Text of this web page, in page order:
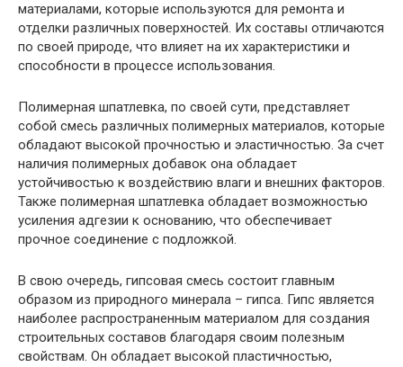
материалами, которые используются для ремонта и
отделки различных поверхностей. Их составы отличаются
по своей природе, что влияет на их характеристики и
способности в процессе использования.
Полимерная шпатлевка, по своей сути, представляет
собой смесь различных полимерных материалов, которые
обладают высокой прочностью и эластичностью. За счет
наличия полимерных добавок она обладает
устойчивостью к воздействию влаги и внешних факторов.
Также полимерная шпатлевка обладает возможностью
усиления адгезии к основанию, что обеспечивает
прочное соединение с подложкой.
В свою очередь, гипсовая смесь состоит главным
образом из природного минерала – гипса. Гипс является
наиболее распространенным материалом для создания
строительных составов благодаря своим полезным
свойствам. Он обладает высокой пластичностью,